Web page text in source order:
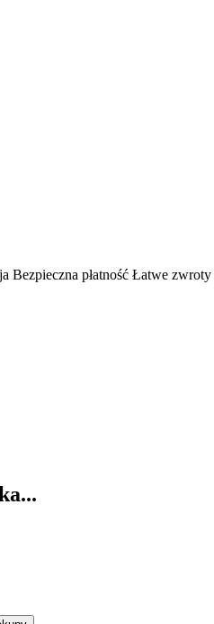
Bezpieczna płatność Łatwe zwroty